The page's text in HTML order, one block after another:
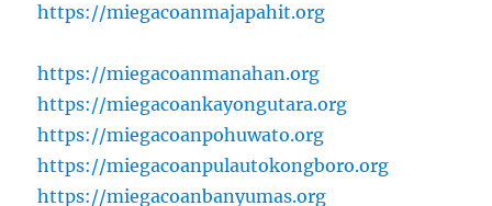
https://miegacoanmajapahit.org
https://miegacoanmanahan.org
https://miegacoankayongutara.org
https://miegacoanpohuwato.org
https://miegacoanpulautokongboro.org
https://miegacoanbanyumas.org